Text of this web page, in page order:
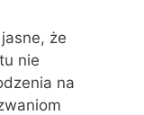
że
nie
na